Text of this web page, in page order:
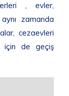
, evler,
zamanda
cezaevleri
için de geçiş